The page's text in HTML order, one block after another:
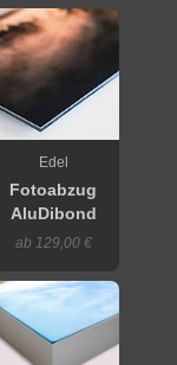
Edel
Fotoabzug
AluDibond
ab 129,00 €